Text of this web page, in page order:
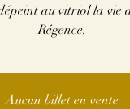
au vitriol la vie
Régence.
Aucun billet en vente